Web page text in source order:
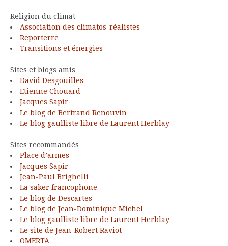
Religion du climat
Association des climatos-réalistes
Reporterre
Transitions et énergies
Sites et blogs amis
David Desgouilles
Etienne Chouard
Jacques Sapir
Le blog de Bertrand Renouvin
Le blog gaulliste libre de Laurent Herblay
Sites recommandés
Place d’armes
Jacques Sapir
Jean-Paul Brighelli
La saker francophone
Le blog de Descartes
Le blog de Jean-Dominique Michel
Le blog gaulliste libre de Laurent Herblay
Le site de Jean-Robert Raviot
OMERTA